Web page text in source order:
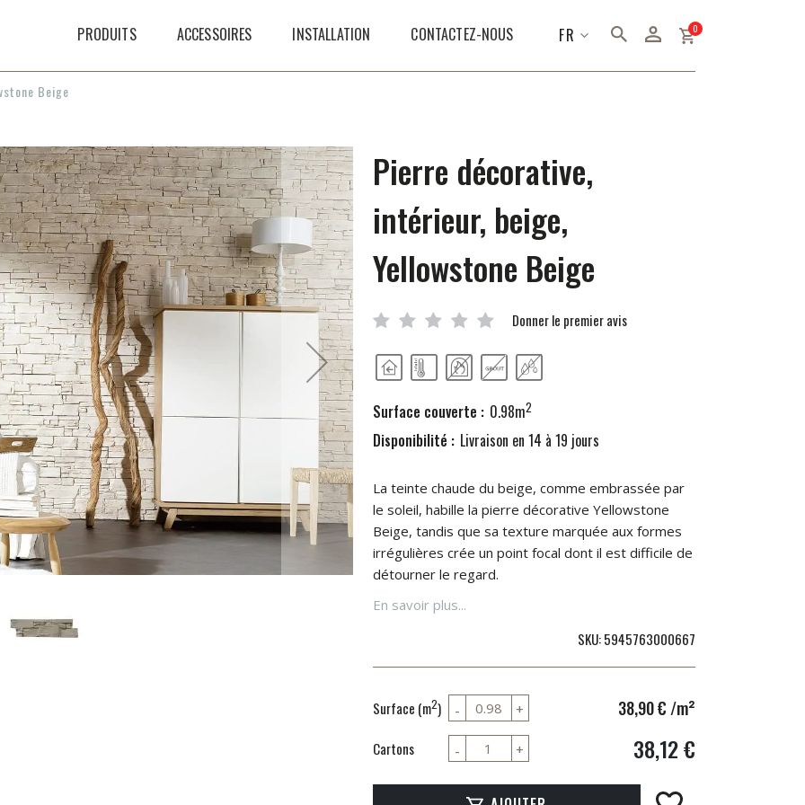
PRODUITS ACCESSOIRES INSTALLATION CONTACTEZ-NOUS LANGUE
FR 0articles
Beige
Pierre décorative,
intérieur, beige,
Yellowstone Beige
Donner le premier avis
Surface couverte : 0.98m2
Disponibilité : Livraison en 14 à 19 jours
La teinte chaude du beige, comme embrassée par
le soleil, habille la pierre décorative Yellowstone
Beige, tandis que sa texture marquée aux formes
irrégulières crée un point focal dont il est difficile de
détourner le regard.
En savoir plus...
SKU 5945763000667
Surface (m2) 38,90 € /m²
38,12 €
Cartons